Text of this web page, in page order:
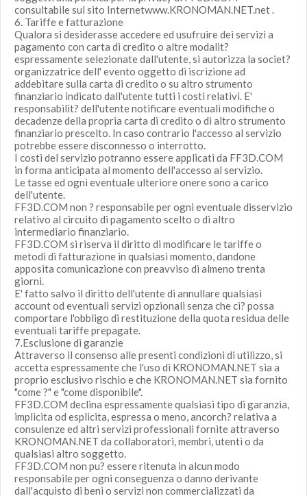
consultabile sul sito Internetwww.KRONOMAN.NET.net .
6. Tariffe e fatturazione
Qualora si desiderasse accedere ed usufruire dei servizi a
pagamento con carta di credito o altre modalit?
espressamente selezionate dall'utente, si autorizza la societ?
organizzatrice dell' evento oggetto di iscrizione ad
addebitare sulla carta di credito o su altro strumento
finanziario indicato dall'utente tutti i costi relativi. E'
responsabilit? dell'utente notificare eventuali modifiche o
decadenze della propria carta di credito o di altro strumento
finanziario prescelto. In caso contrario l'accesso al servizio
potrebbe essere disconnesso o interrotto.
I costi del servizio potranno essere applicati da FF3D.COM
in forma anticipata al momento dell'accesso al servizio.
Le tasse ed ogni eventuale ulteriore onere sono a carico
dell'utente.
FF3D.COM non ? responsabile per ogni eventuale disservizio
relativo al circuito di pagamento scelto o di altro
intermediario finanziario.
FF3D.COM si riserva il diritto di modificare le tariffe o
metodi di fatturazione in qualsiasi momento, dandone
apposita comunicazione con preavviso di almeno trenta
giorni.
E' fatto salvo il diritto dell'utente di annullare qualsiasi
account od eventuali servizi opzionali senza che ci? possa
comportare l'obbligo di restituzione della quota residua delle
eventuali tariffe prepagate.
7.Esclusione di garanzie
Attraverso il consenso alle presenti condizioni di utilizzo, si
accetta espressamente che l'uso di KRONOMAN.NET sia a
proprio esclusivo rischio e che KRONOMAN.NET sia fornito
"come ?" e "come disponibile".
FF3D.COM declina espressamente qualsiasi tipo di garanzia,
implicita od esplicita, espressa o meno, ancorch? relativa a
consulenze ed altri servizi professionali fornite attraverso
KRONOMAN.NET da collaboratori, membri, utenti o da
qualsiasi altro soggetto.
FF3D.COM non pu? essere ritenuta in alcun modo
responsabile per ogni conseguenza o danno derivante
dall'acquisto di beni o servizi non commercializzati da